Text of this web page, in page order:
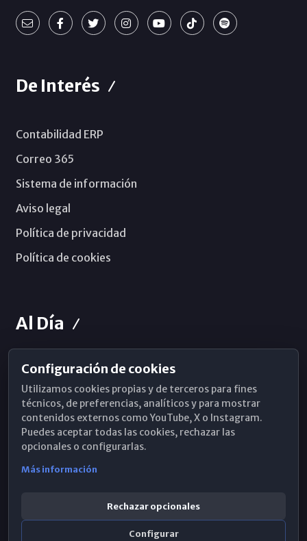
De Interés
Contabilidad ERP
Correo 365
Sistema de información
Aviso legal
Política de privacidad
Política de cookies
Al Día
Horarios de Misa
Hemeroteca
WhatsApp
Configuración de cookies
Utilizamos cookies propias y de terceros para fines
técnicos, de preferencias, analíticos y para mostrar
contenidos externos como YouTube, X o Instagram.
Puedes aceptar todas las cookies, rechazar las
opcionales o configurarlas.
Más información
Rechazar opcionales
Configurar